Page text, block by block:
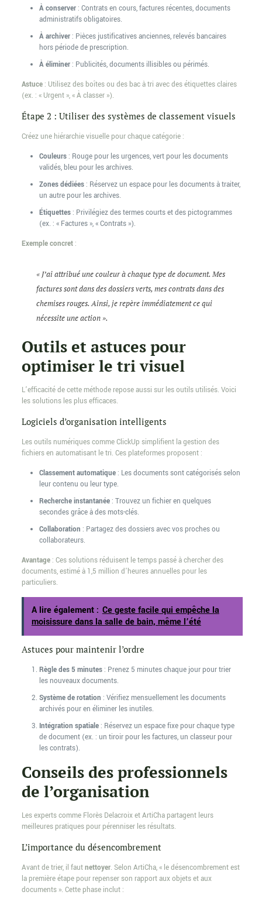
À conserver: Contrats en cours, factures récentes, documents
administratifs obligatoires.
À archiver: Pièces justificatives anciennes, relevés bancaires
hors période de prescription.
À éliminer: Publicités, documents illisibles ou périmés.
Astuce: Utilisez des boîtes ou des bac à tri avec des étiquettes claires
(ex. : « Urgent », « À classer »).
Étape 2 : Utiliser des systèmes de classement visuels
Créez une hiérarchie visuelle pour chaque catégorie :
Couleurs: Rouge pour les urgences, vert pour les documents
validés, bleu pour les archives.
Zones dédiées: Réservez un espace pour les documents à traiter,
un autre pour les archives.
Étiquettes: Privilégiez des termes courts et des pictogrammes
(ex. : « Factures », « Contrats »).
Exemple concret:
« J’ai attribué une couleur à chaque type de document. Mes
factures sont dans des dossiers verts, mes contrats dans des
chemises rouges. Ainsi, je repère immédiatement ce qui
nécessite une action ».
Outils et astuces pour
optimiser le tri visuel
L’efficacité de cette méthode repose aussi sur les outils utilisés. Voici
les solutions les plus efficaces.
Logiciels d’organisation intelligents
Les outils numériques comme ClickUp simplifient la gestion des
fichiers en automatisant le tri. Ces plateformes proposent :
Classement automatique: Les documents sont catégorisés selon
leur contenu ou leur type.
Recherche instantanée: Trouvez un fichier en quelques
secondes grâce à des mots-clés.
Collaboration : Partagez des dossiers avec vos proches ou
collaborateurs.
Avantage: Ces solutions réduisent le temps passé à chercher des
documents, estimé à 1,5 million d’heures annuelles pour les
particuliers.
A lire également : Ce geste facile qui empêche la
moisissure dans la salle de bain, même l’été
Astuces pour maintenir l’ordre
Règle des 5 minutes: Prenez 5 minutes chaque jour pour trier
les nouveaux documents.
Système de rotation : Vérifiez mensuellement les documents
archivés pour en éliminer les inutiles.
Intégration spatiale: Réservez un espace fixe pour chaque type
de document (ex. : un tiroir pour les factures, un classeur pour
les contrats).
Conseils des professionnels
de l’organisation
Les experts comme Florès Delacroix et ArtiCha partagent leurs
meilleures pratiques pour pérenniser les résultats.
L’importance du désencombrement
Avant de trier, il fautnettoyer. Selon ArtiCha, « le désencombrement est
la première étape pour repenser son rapport aux objets et aux
documents ». Cette phase inclut :